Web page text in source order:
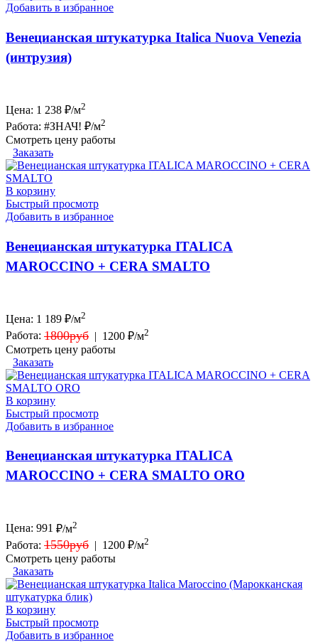
Добавить в избранное
Венецианская штукатурка Italica Nuova Venezia
(интрузия)
Цена: 1 238 ₽/м2
Работа: #ЗНАЧ! ₽/м2
Смотреть цену работы
Заказать
В корзину
Быстрый просмотр
Добавить в избранное
Венецианская штукатурка ITALICA
MAROCCINO + CERA SMALTO
Цена: 1 189 ₽/м2
Работа: 1800руб | 1200 ₽/м2
Смотреть цену работы
Заказать
В корзину
Быстрый просмотр
Добавить в избранное
Венецианская штукатурка ITALICA
MAROCCINO + CERA SMALTO ORO
Цена: 991 ₽/м2
Работа: 1550руб | 1200 ₽/м2
Смотреть цену работы
Заказать
В корзину
Быстрый просмотр
Добавить в избранное